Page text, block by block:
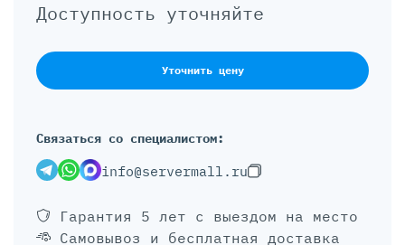
Доступность уточняйте
Уточнить цену
Связаться со специалистом:
info@servermall.ru
Гарантия 5 лет с выездом на место
Самовывоз и бесплатная доставка